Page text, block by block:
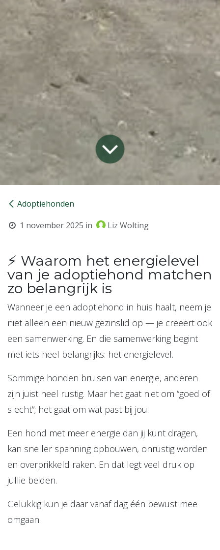
Adoptiehonden
1 november 2025 in Liz Wolting
⚡ Waarom het energielevel
van je adoptiehond matchen
zo belangrijk is
Wanneer je een adoptiehond in huis haalt, neem je
niet alleen een nieuw gezinslid op — je creëert ook
een samenwerking. En die samenwerking begint
met iets heel belangrijks: het energielevel.
Sommige honden bruisen van energie, anderen
zijn juist heel rustig. Maar het gaat niet om “goed of
slecht”; het gaat om wat past bij jou.
Een hond met meer energie dan jij kunt dragen,
kan sneller spanning opbouwen, onrustig worden
en overprikkeld raken. En dat legt veel druk op
jullie beiden.
Gelukkig kun je daar vanaf dag één bewust mee
omgaan.